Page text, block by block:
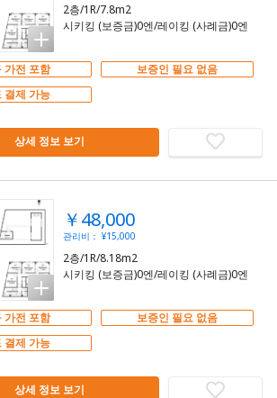
2층/1R/7.8m2
시키킹 (보증금)0엔/레이킹 (사례금)0엔
가전 포함
보증인 필요 없음
결제 가능
상세 정보 보기
￥48,000
관리비： ¥15,000
2층/1R/8.18m2
시키킹 (보증금)0엔/레이킹 (사례금)0엔
가전 포함
보증인 필요 없음
결제 가능
상세 정보 보기